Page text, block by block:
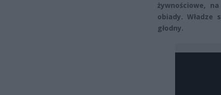
żywnościowe,
obiady. Władze
głodny.